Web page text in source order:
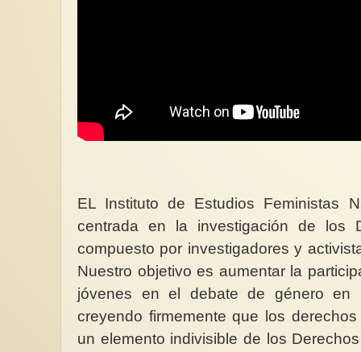
EL Instituto de Estudios Feministas
centrada en la investigación de los
compuesto por investigadores y
Nuestro objetivo es aumentar la
jóvenes en el debate de género en
creyendo firmemente que los
un elemento indivisible de los